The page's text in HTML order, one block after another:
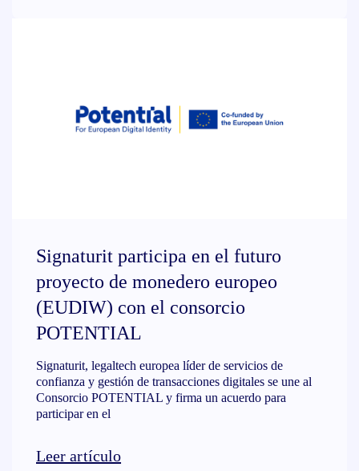
Signaturit participa en el futuro
proyecto de monedero europeo
(EUDIW) con el consorcio
POTENTIAL
Signaturit, legaltech europea líder de servicios de
confianza y gestión de transacciones digitales se une al
Consorcio POTENTIAL y firma un acuerdo para
participar en el
Leer artículo